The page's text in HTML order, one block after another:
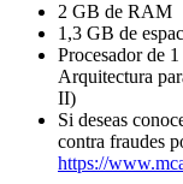
2 GB de RAM
1,3 GB de
Procesador de
Arquitectura
II)
Si deseas
contra fraudes
https://